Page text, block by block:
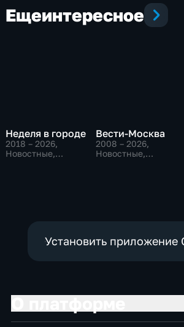
Ещеинтересное
Неделя в городе
2018 – 2026,
Новостные,
Вести-Москва
2008 – 2026,
Новостные,
Установить приложение